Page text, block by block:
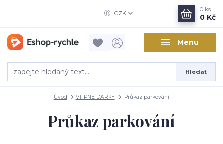
Menu
CZK
Hledat
0 ks
0 Kč
Úvod VTIPNÉ DÁRKY Průkaz parkování
Průkaz parkování